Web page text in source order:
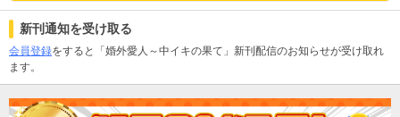
新刊通知を受け取る
会員登録をすると「婚外愛人～中イキの果て」新刊配信のお知らせが受け取れ
ます。